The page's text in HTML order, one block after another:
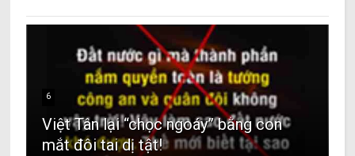
6
Việt Tân lại “chọc ngoáy” bằng con
mắt đôi tai dị tật!